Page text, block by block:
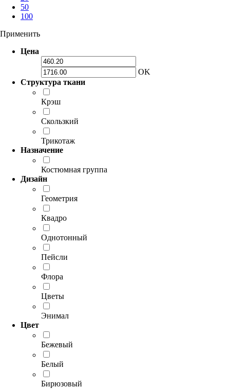
50
100
Применить
Цена
OK
Структура ткани
Крэш
Скользкий
Трикотаж
Назначение
Костюмная группа
Дизайн
Геометрия
Квадро
Однотонный
Пейсли
Флора
Цветы
Энимал
Цвет
Бежевый
Белый
Бирюзовый